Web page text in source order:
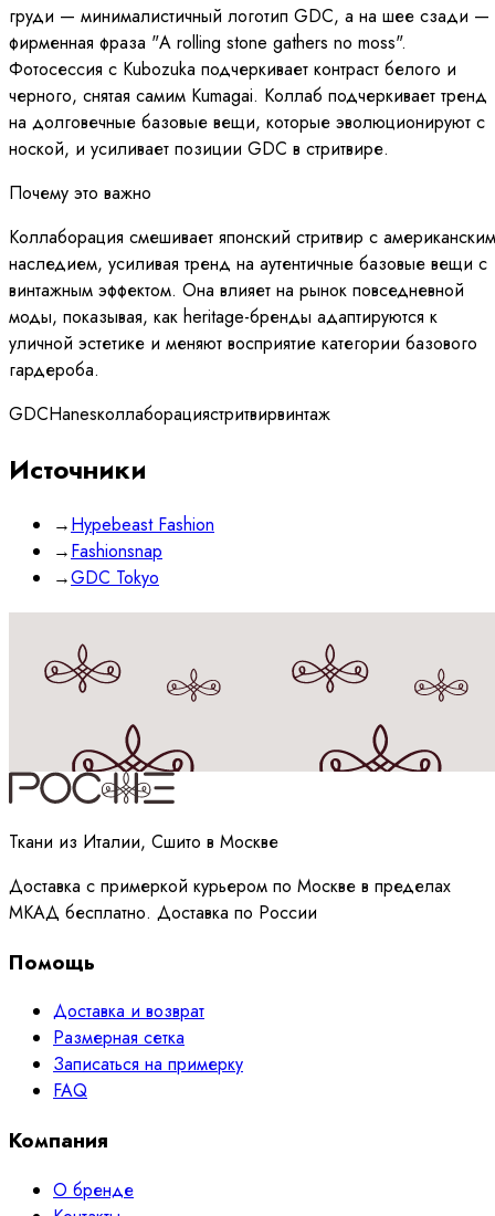
груди — минималистичный логотип GDC, а на шее сзади —
фирменная фраза "A rolling stone gathers no moss".
Фотосессия с Kubozuka подчеркивает контраст белого и
черного, снятая самим Kumagai. Коллаб подчеркивает тренд
на долговечные базовые вещи, которые эволюционируют с
ноской, и усиливает позиции GDC в стритвире.
Почему это важно
Коллаборация смешивает японский стритвир с американским
наследием, усиливая тренд на аутентичные базовые вещи с
винтажным эффектом. Она влияет на рынок повседневной
моды, показывая, как heritage-бренды адаптируются к
уличной эстетике и меняют восприятие категории базового
гардероба.
GDCHanesколлаборациястритвирвинтаж
Источники
→Hypebeast Fashion
→Fashionsnap
→GDC Tokyo
Принимаюполитикуобработки данных
Ткани из Италии, Сшито в Москве
Доставка с примеркой курьером по Москве в пределах
МКАД бесплатно. Доставка по России
Помощь
Доставка и возврат
Размерная сетка
Записаться на примерку
FAQ
Компания
О бренде